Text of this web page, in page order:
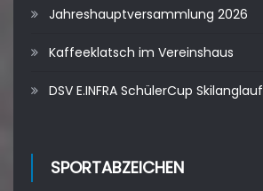
Jahreshauptversammlung 2026
Kaffeeklatsch im Vereinshaus
DSV E.INFRA SchülerCup Skilanglauf
SPORTABZEICHEN